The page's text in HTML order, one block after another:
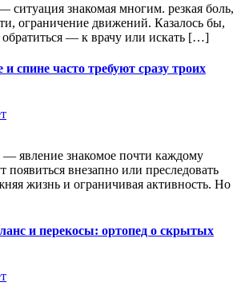
ситуация знакомая многим. резкая боль,
ограничение движений. Казалось бы,
обратиться — к врачу или искать […]
спине часто требуют сразу троих
явление знакомое почти каждому
появиться внезапно или преследовать
жизнь и ограничивая активность. Но
и перекосы: ортопед о скрытых